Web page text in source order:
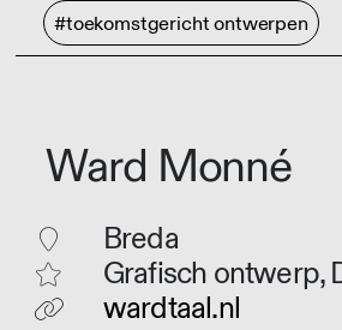
#toekomstgericht ontwerpen
Ward Monné
Breda
Grafisch ontwerp,
wardtaal.nl